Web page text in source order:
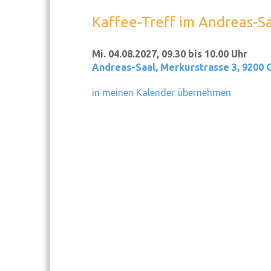
Kaffee-Treff im Andreas-
Mi. 04.08.2027, 09.30 bis 10.00 Uhr
Andreas-Saal, Merkurstrasse 3, 9200
in meinen Kalender übernehmen